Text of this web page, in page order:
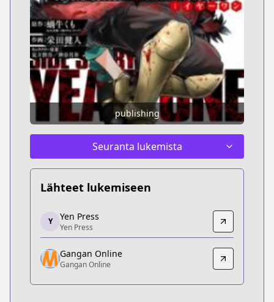
publishing
Seuranta lukemista
Lähteet lukemiseen
Yen Press
Yen Press
https://yenpress.com/series/goblin-slayer-side-
Gangan Online
Gangan Online
https://www.ganganonline.com/contents/
Y Yen Press
Yen Press
Gangan Online
Gangan Online